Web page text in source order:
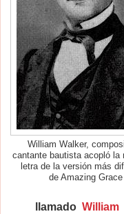
William Walker,
cantante bautista acopló la
letra de la versión más
de Amazing Grace
llamadoWilliam